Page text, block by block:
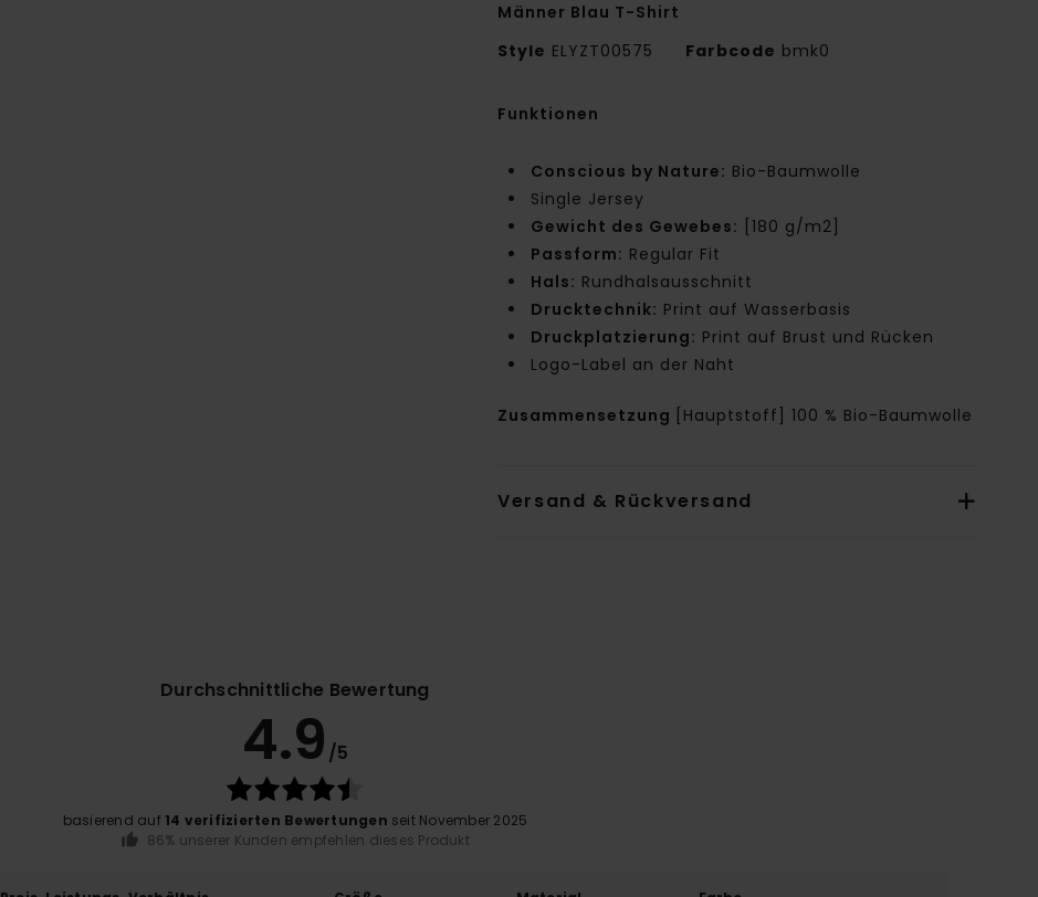
Männer Blau T-Shirt
Style ELYZT00575 Farbcode bmk0
Funktionen
Conscious by Nature: Bio-Baumwolle
Single Jersey
Gewicht des Gewebes:
[180 g/m2]
Passform: Regular Fit
Hals: Rundhalsausschnitt
Drucktechnik: Print auf Wasserbasis
Druckplatzierung: Print auf Brust und Rücken
Logo-Label an der Naht
Zusammensetzung [Hauptstoff] 100 % Bio-Baumwolle
Versand & Rückversand
Durchschnittliche Bewertung
4.9 /5
basierend auf 14 verifizierten Bewertungen seit November 2025
86% unserer Kunden empfehlen dieses Produkt